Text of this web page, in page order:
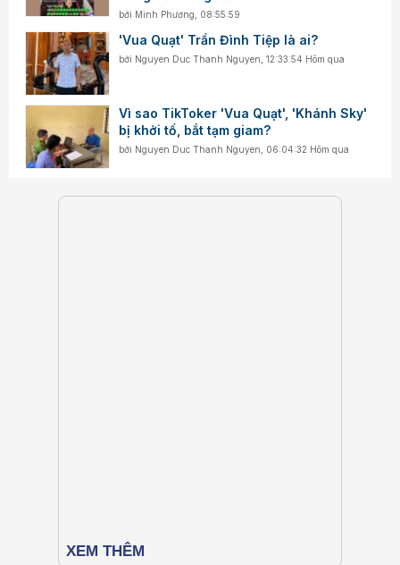
bởi Minh Phương 08:55:59
'Vua Quạt' Trần Đình Tiệp là ai?
bởi Nguyen Duc Thanh Nguyen ,12:33:54 Hôm qua
Vì sao TikToker 'Vua Quạt', 'Khánh Sky'
bị khởi tố, bắt tạm giam?
bởi Nguyen Duc Thanh Nguyen 06:04:32 Hôm qua